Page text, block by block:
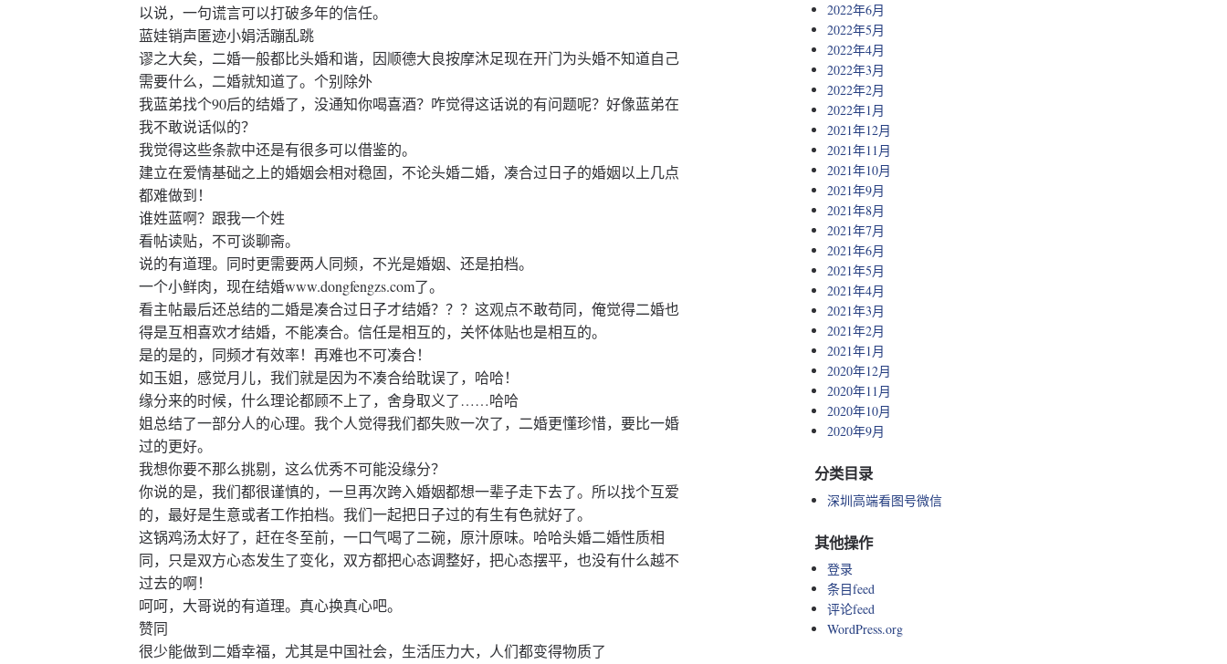
以说，一句谎言可以打破多年的信任。
蓝娃销声匿迹小娟活蹦乱跳
谬之大矣，二婚一般都比头婚和谐，因顺德大良按摩沐足现在开门为头婚不知道自己
需要什么，二婚就知道了。个别除外
我蓝弟找个90后的结婚了，没通知你喝喜酒？咋觉得这话说的有问题呢？好像蓝弟在
我不敢说话似的？
我觉得这些条款中还是有很多可以借鉴的。
建立在爱情基础之上的婚姻会相对稳固，不论头婚二婚，凑合过日子的婚姻以上几点
都难做到！
谁姓蓝啊？跟我一个姓
看帖读贴，不可谈聊斋。
说的有道理。同时更需要两人同频，不光是婚姻、还是拍档。
一个小鲜肉，现在结婚www.dongfengzs.com了。
看主帖最后还总结的二婚是凑合过日子才结婚？？？这观点不敢苟同，俺觉得二婚也
得是互相喜欢才结婚，不能凑合。信任是相互的，关怀体贴也是相互的。
是的是的，同频才有效率！再难也不可凑合！
如玉姐，感觉月儿，我们就是因为不凑合给耽误了，哈哈！
缘分来的时候，什么理论都顾不上了，舍身取义了……哈哈
姐总结了一部分人的心理。我个人觉得我们都失败一次了，二婚更懂珍惜，要比一婚
过的更好。
我想你要不那么挑剔，这么优秀不可能没缘分？
你说的是，我们都很谨慎的，一旦再次跨入婚姻都想一辈子走下去了。所以找个互爱
的，最好是生意或者工作拍档。我们一起把日子过的有生有色就好了。
这锅鸡汤太好了，赶在冬至前，一口气喝了二碗，原汁原味。哈哈头婚二婚性质相
同，只是双方心态发生了变化，双方都把心态调整好，把心态摆平，也没有什么越不
过去的啊！
呵呵，大哥说的有道理。真心换真心吧。
赞同
很少能做到二婚幸福，尤其是中国社会，生活压力大，人们都变得物质了
2022年6月
2022年5月
2022年4月
2022年3月
2022年2月
2022年1月
2021年12月
2021年11月
2021年10月
2021年9月
2021年8月
2021年7月
2021年6月
2021年5月
2021年4月
2021年3月
2021年2月
2021年1月
2020年12月
2020年11月
2020年10月
2020年9月
分类目录
深圳高端看图号微信
其他操作
登录
条目feed
评论feed
WordPress.org